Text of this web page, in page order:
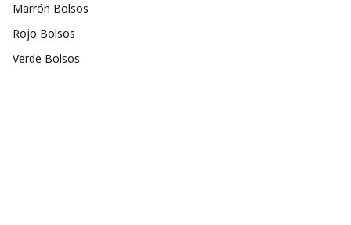
Marrón Bolsos
Rojo Bolsos
Verde Bolsos